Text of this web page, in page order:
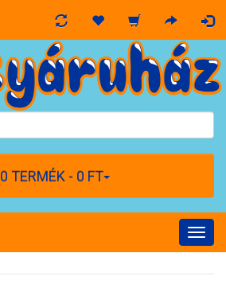
0 TERMÉK - 0 FT